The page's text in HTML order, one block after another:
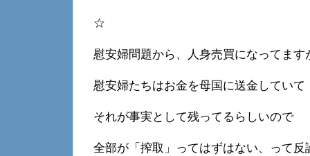
☆
慰安婦問題から、人身売買になってます
慰安婦たちはお金を母国に送金していて
それが事実として残ってるらしいので
全部が「搾取」ってはずはない、って反